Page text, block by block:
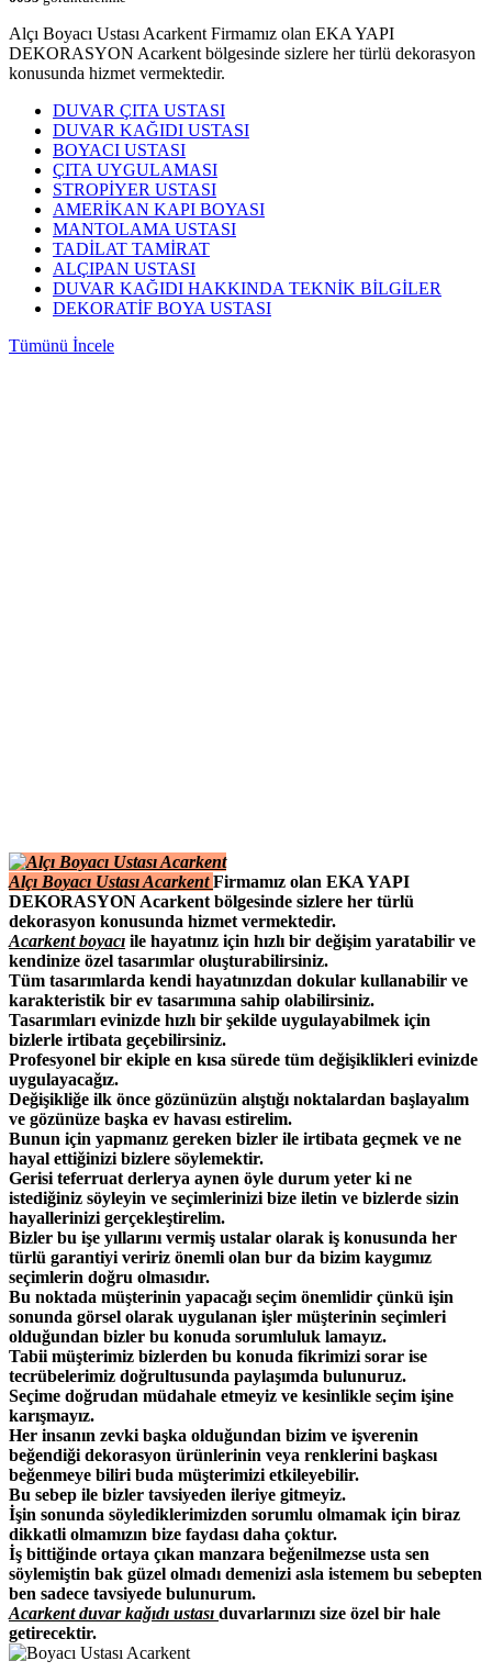
Alçı Boyacı Ustası Acarkent Firmamız olan EKA YAPI
DEKORASYON Acarkent bölgesinde sizlere her türlü dekorasyon
konusunda hizmet vermektedir.
DUVAR ÇITA USTASI
DUVAR KAĞIDI USTASI
BOYACI USTASI
ÇITA UYGULAMASI
STROPİYER USTASI
AMERİKAN KAPI BOYASI
MANTOLAMA USTASI
TADİLAT TAMİRAT
ALÇIPAN USTASI
DUVAR KAĞIDI HAKKINDA TEKNİK BİLGİLER
DEKORATİF BOYA USTASI
Tümünü İncele
Alçı Boyacı Ustası AcarkentFirmamız olan EKA YAPI
DEKORASYON Acarkent bölgesinde sizlere her türlü
dekorasyon konusunda hizmet vermektedir.
Acarkent boyacı ile hayatınız için hızlı bir değişim yaratabilir ve
kendinize özel tasarımlar oluşturabilirsiniz.
Tüm tasarımlarda kendi hayatınızdan dokular kullanabilir ve
karakteristik bir ev tasarımına sahip olabilirsiniz.
Tasarımları evinizde hızlı bir şekilde uygulayabilmek için
bizlerle irtibata geçebilirsiniz.
Profesyonel bir ekiple en kısa sürede tüm değişiklikleri evinizde
uygulayacağız.
Değişikliğe ilk önce gözünüzün alıştığı noktalardan başlayalım
ve gözünüze başka ev havası estirelim.
Bunun için yapmanız gereken bizler ile irtibata geçmek ve ne
hayal ettiğinizi bizlere söylemektir.
Gerisi teferruat derlerya aynen öyle durum yeter ki ne
istediğiniz söyleyin ve seçimlerinizi bize iletin ve bizlerde sizin
hayallerinizi gerçekleştirelim.
Bizler bu işe yıllarını vermiş ustalar olarak iş konusunda her
türlü garantiyi veririz önemli olan bur da bizim kaygımız
seçimlerin doğru olmasıdır.
Bu noktada müşterinin yapacağı seçim önemlidir çünkü işin
sonunda görsel olarak uygulanan işler müşterinin seçimleri
olduğundan bizler bu konuda sorumluluk lamayız.
Tabii müşterimiz bizlerden bu konuda fikrimizi sorar ise
tecrübelerimiz doğrultusunda paylaşımda bulunuruz.
Seçime doğrudan müdahale etmeyiz ve kesinlikle seçim işine
karışmayız.
Her insanın zevki başka olduğundan bizim ve işverenin
beğendiği dekorasyon ürünlerinin veya renklerini başkası
beğenmeye biliri buda müşterimizi etkileyebilir.
Bu sebep ile bizler tavsiyeden ileriye gitmeyiz.
İşin sonunda söylediklerimizden sorumlu olmamak için biraz
dikkatli olmamızın bize faydası daha çoktur.
İş bittiğinde ortaya çıkan manzara beğenilmezse usta sen
söylemiştin bak güzel olmadı demenizi asla istemem bu sebepten
ben sadece tavsiyede bulunurum.
Acarkent duvar kağıdı ustası duvarlarınızı size özel bir hale
getirecektir.